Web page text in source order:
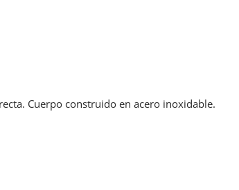
Cuerpo construido en acero inoxidable.